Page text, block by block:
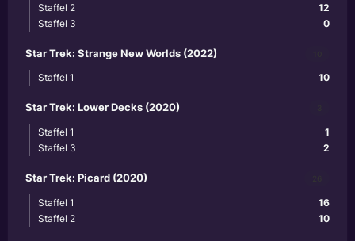
12
Staffel 2
0
Staffel 3
Star Trek: Strange New Worlds (2022)
10
Staffel 1
Star Trek: Lower Decks (2020)
1
Staffel 1
2
Staffel 3
Star Trek: Picard (2020)
16
Staffel 1
10
Staffel 2